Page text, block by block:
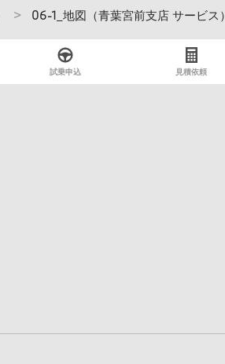
06-1_地図（青葉宮前支店 サービス）
試乗申込 見積依頼